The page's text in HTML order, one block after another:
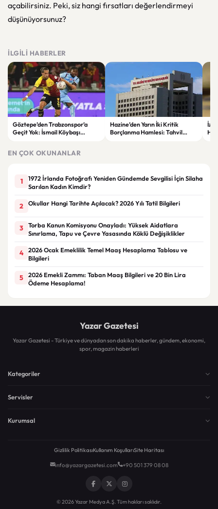
açabilirsiniz. Peki, siz hangi fırsatları değerlendirmeyi
düşünüyorsunuz?
İLGILI HABERLER
Göztepe’den Trabzonspor’a
Geçit Yok: İsmail Köybaşı
Hazine’den Yarın İki Kritik
Borçlanma Hamlesi: Tahvil
EN ÇOK OKUNANLAR
1
1972 İrlanda Fotoğrafı Yeniden Gündemde Sevgilisi İçin Silaha
Sarılan Kadın Kimdir?
2 Okullar Hangi Tarihte Açılacak? 2026 Yılı Tatil Bilgileri
3
Torba Kanun Komisyonu Onayladı: Yüksek Aidatlara
Sınırlama, Tapu ve Çevre Yasasında Köklü Değişiklikler
4
2026 Ocak Emeklilik Temel Maaş Hesaplama Tablosu ve
Bilgileri
5
2026 Emekli Zammı: Taban Maaş Bilgileri ve 20 Bin Lira
Ödeme Hesaplama!
Yazar Gazetesi
Yazar Gazetesi - Türkiye ve dünyadan son dakika haberler, gündem, ekonomi,
spor, magazin haberleri
Kategoriler
Servisler
Kurumsal
Gizlilik PolitikasıKullanım KoşullarıSite Haritası
info@yazargazetesi.com +90 501 379 08 08
© 2026 Yazar Medya A.Ş. Tüm hakları saklıdır.